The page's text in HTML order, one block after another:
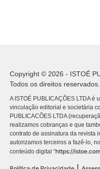
Copyright © 2026 - ISTOÉ
Todos os direitos reservados.
A ISTOÉ PUBLICAÇÕES LTDA
vinculação editorial e societária
PUBLICACÕES LTDA
realizamos cobranças e que
contrato de assinatura da revista
autorizamos terceiros a fazê-lo,
conteúdo digital “https://